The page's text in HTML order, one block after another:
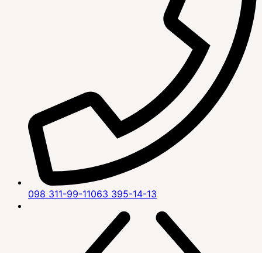
098 311-99-11063 395-14-13